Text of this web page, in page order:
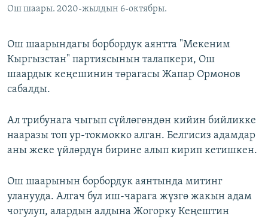
Ош шаары. 2020-жылдын 6-октябры.
Ош шаарындагы борбордук аянтта "Мекеним
Кыргызстан" партиясынын талапкери, Ош
шаардык кеңешинин төрагасы Жапар Ормонов
сабалды.
Ал трибунага чыгып сүйлөгөндөн кийин бийликке
нааразы топ ур-токмокко алган. Белгисиз адамдар
аны жеке үйлөрдүн бирине алып кирип кетишкен.
Ош шаарынын борбордук аянтында митинг
уланууда. Алгач бул иш-чарага жүзгө жакын адам
чогулуп, алардын алдына Жогорку Кеңештин